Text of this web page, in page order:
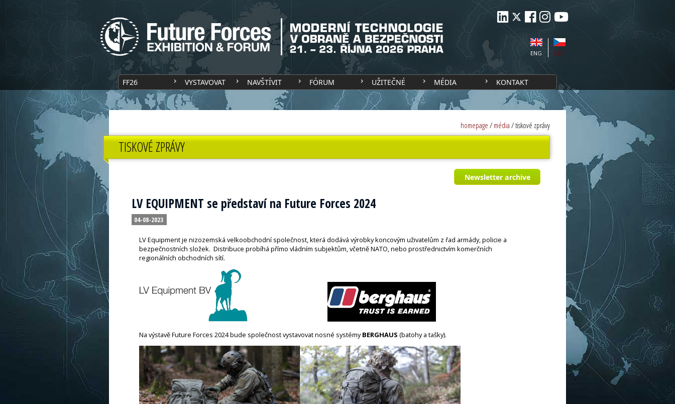
CZE
ENG
FF26 VYSTAVOVAT NAVŠTÍVIT FÓRUM UŽITEČNÉ MÉDIA KONTAKT
homepage/média/tiskové zprávy
TISKOVÉ ZPRÁVY
Newsletter archive
LV EQUIPMENT se představí na Future Forces 2024
04-08-2023
LV Equipment je nizozemská velkoobchodní společnost, která dodává výrobky koncovým uživatelům z řad armády, policie a
bezpečnostních složek. Distribuce probíhá přímo vládním subjektům, včetně NATO, nebo prostřednictvím komerčních
regionálních obchodních sítí.
Na výstavě Future Forces 2024 bude společnost vystavovat nosné systémyBERGHAUS (batohy a tašky).